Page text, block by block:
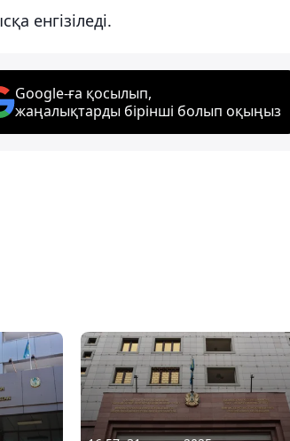
енгізіледі.
Google-ға қосылып,
жаңалықтарды бірінші болып оқыңыз